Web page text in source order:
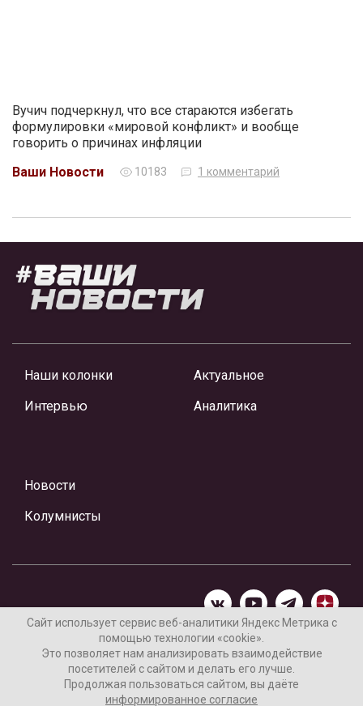
Вучич подчеркнул, что все стараются избегать
формулировки «мировой конфликт» и вообще
говорить о причинах инфляции
Ваши Новости
10183 1 комментарий
Наши колонки
Интервью
Актуальное
Аналитика
Новости
Колумнисты
Материалы предоставлены редакцией Интернет-газеты
«Ваши новости»
Нашли ошибку? Выделите ее и нажмите Ctrl+Enter
Сайт использует сервис веб-аналитики Яндекс Метрика с
помощью технологии «cookie».
Это позволяет нам анализировать взаимодействие
посетителей с сайтом и делать его лучше.
Продолжая пользоваться сайтом, вы даёте
информированное согласие